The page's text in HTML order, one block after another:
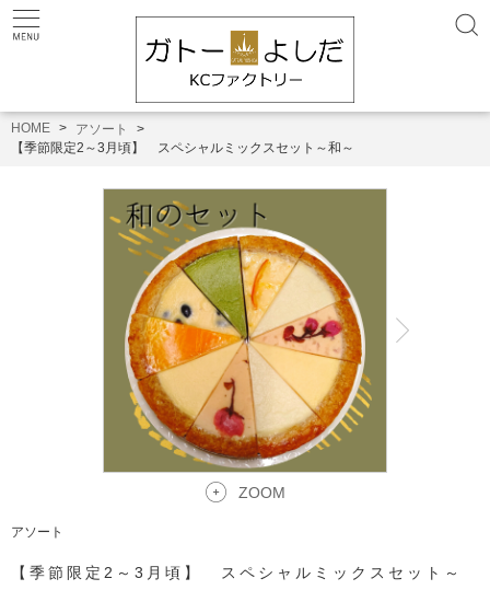
HOME
アソート
【季節限定2～3月頃】 スペシャルミックスセット～和～
ZOOM
アソート
【季節限定2～3月頃】 スペシャルミックスセット～